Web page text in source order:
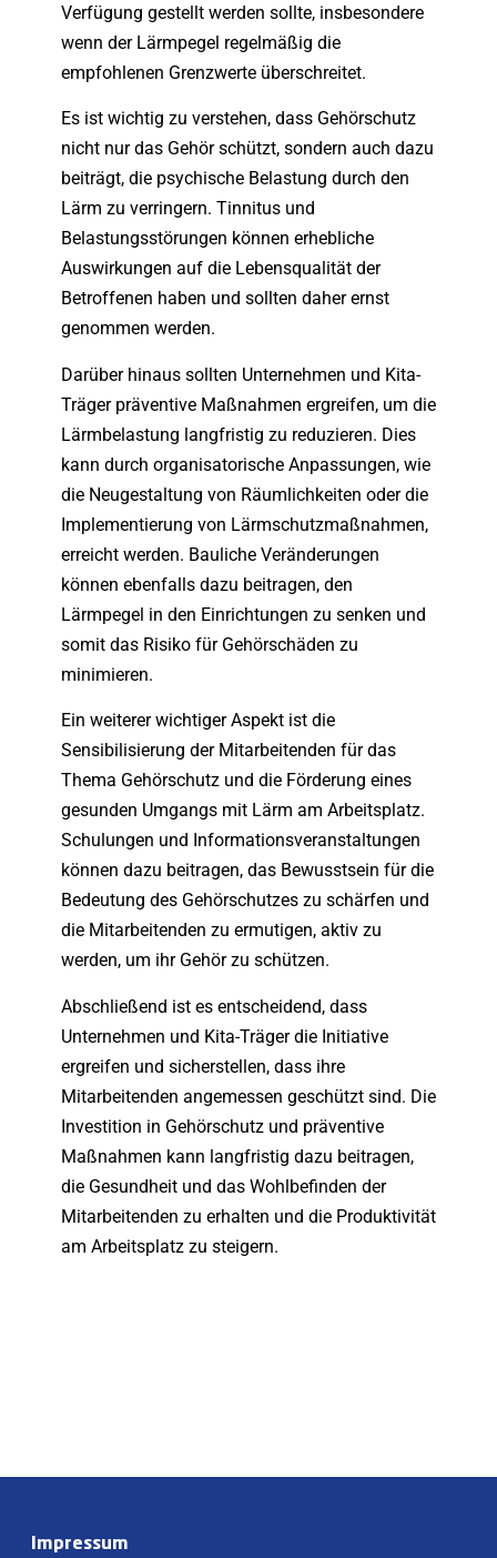
Verfügung gestellt werden sollte, insbesondere
wenn der Lärmpegel regelmäßig die
empfohlenen Grenzwerte überschreitet.
Es ist wichtig zu verstehen, dass Gehörschutz
nicht nur das Gehör schützt, sondern auch dazu
beiträgt, die psychische Belastung durch den
Lärm zu verringern. Tinnitus und
Belastungsstörungen können erhebliche
Auswirkungen auf die Lebensqualität der
Betroffenen haben und sollten daher ernst
genommen werden.
Darüber hinaus sollten Unternehmen und Kita-
Träger präventive Maßnahmen ergreifen, um die
Lärmbelastung langfristig zu reduzieren. Dies
kann durch organisatorische Anpassungen, wie
die Neugestaltung von Räumlichkeiten oder die
Implementierung von Lärmschutzmaßnahmen,
erreicht werden. Bauliche Veränderungen
können ebenfalls dazu beitragen, den
Lärmpegel in den Einrichtungen zu senken und
somit das Risiko für Gehörschäden zu
minimieren.
Ein weiterer wichtiger Aspekt ist die
Sensibilisierung der Mitarbeitenden für das
Thema Gehörschutz und die Förderung eines
gesunden Umgangs mit Lärm am Arbeitsplatz.
Schulungen und Informationsveranstaltungen
können dazu beitragen, das Bewusstsein für die
Bedeutung des Gehörschutzes zu schärfen und
die Mitarbeitenden zu ermutigen, aktiv zu
werden, um ihr Gehör zu schützen.
Abschließend ist es entscheidend, dass
Unternehmen und Kita-Träger die Initiative
ergreifen und sicherstellen, dass ihre
Mitarbeitenden angemessen geschützt sind. Die
Investition in Gehörschutz und präventive
Maßnahmen kann langfristig dazu beitragen,
die Gesundheit und das Wohlbefinden der
Mitarbeitenden zu erhalten und die Produktivität
am Arbeitsplatz zu steigern.
Impressum